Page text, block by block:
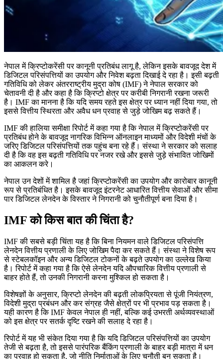
नेपाल में क्रिप्टोकरेंसी पर कानूनी प्रतिबंध लागू है, लेकिन इसके बावजूद देश में
डिजिटल परिसंपत्तियों का उपयोग और निवेश बढ़ता दिखाई दे रहा है। इसी बढ़ती
गतिविधि को लेकर अंतरराष्ट्रीय मुद्रा कोष (IMF) ने नेपाल सरकार को
चेतावनी दी है और कहा है कि क्रिप्टो क्षेत्र पर करीबी निगरानी रखना जरूरी
है। IMF का मानना है कि यदि समय रहते इस क्षेत्र पर ध्यान नहीं दिया गया, तो
इससे वित्तीय स्थिरता और अवैध धन प्रवाह से जुड़े जोखिम बढ़ सकते हैं।
IMF की हालिया समीक्षा रिपोर्ट में कहा गया है कि नेपाल में क्रिप्टोकरेंसी पर
प्रतिबंध होने के बावजूद नागरिक विभिन्न ऑनलाइन माध्यमों और विदेशी मंचों के
जरिए डिजिटल परिसंपत्तियों तक पहुंच बना रहे हैं। संस्था ने सरकार को सलाह
दी है कि वह इस बढ़ती गतिविधि पर नजर रखे और इससे जुड़े संभावित जोखिमों
का आकलन करे।
नेपाल उन देशों में शामिल है जहां क्रिप्टोकरेंसी का उपयोग और कारोबार कानूनी
रूप से प्रतिबंधित है। इसके बावजूद इंटरनेट आधारित वित्तीय सेवाओं और सीमा
पार डिजिटल लेनदेन के विस्तार ने निगरानी को चुनौतीपूर्ण बना दिया है।
IMF को किस बात की चिंता है?
IMF की सबसे बड़ी चिंता यह है कि बिना नियमन वाले डिजिटल परिसंपत्ति
लेनदेन वित्तीय प्रणाली के लिए जोखिम पैदा कर सकते हैं। संस्था ने विशेष रूप
से स्टेबलकॉइन और अन्य डिजिटल टोकनों के बढ़ते उपयोग का उल्लेख किया
है। रिपोर्ट में कहा गया है कि ऐसे लेनदेन यदि औपचारिक वित्तीय प्रणाली से
बाहर होते हैं, तो उनकी निगरानी करना मुश्किल हो सकता है।
विशेषज्ञों के अनुसार, क्रिप्टो लेनदेन की बढ़ती लोकप्रियता से पूंजी नियंत्रण,
विदेशी मुद्रा प्रबंधन और कर संग्रह जैसे क्षेत्रों पर भी प्रभाव पड़ सकता है।
यही कारण है कि IMF केवल नेपाल ही नहीं, बल्कि कई उभरती अर्थव्यवस्थाओं
को इस क्षेत्र पर सतर्क दृष्टि रखने की सलाह दे रहा है।
रिपोर्ट में यह भी संकेत दिया गया है कि यदि डिजिटल परिसंपत्तियों का उपयोग
तेजी से बढ़ता है, तो इससे पारंपरिक बैंकिंग प्रणाली के बाहर बड़ी मात्रा में धन
का प्रवाह हो सकता है, जो नीति निर्माताओं के लिए चुनौती बन सकता है।